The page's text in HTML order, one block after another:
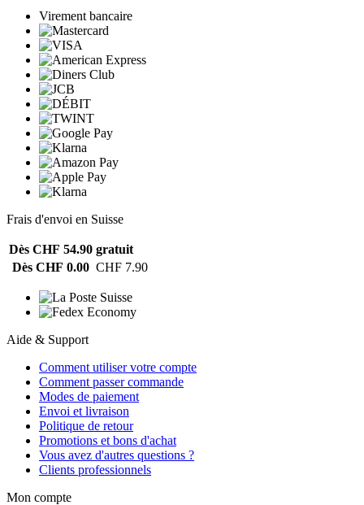
Virement bancaire
Frais d'envoi en Suisse
Dès CHF 54.90 gratuit
Dès CHF 0.00 CHF 7.90
Aide & Support
Comment utiliser votre compte
Comment passer commande
Modes de paiement
Envoi et livraison
Politique de retour
Promotions et bons d'achat
Vous avez d'autres questions ?
Clients professionnels
Mon compte